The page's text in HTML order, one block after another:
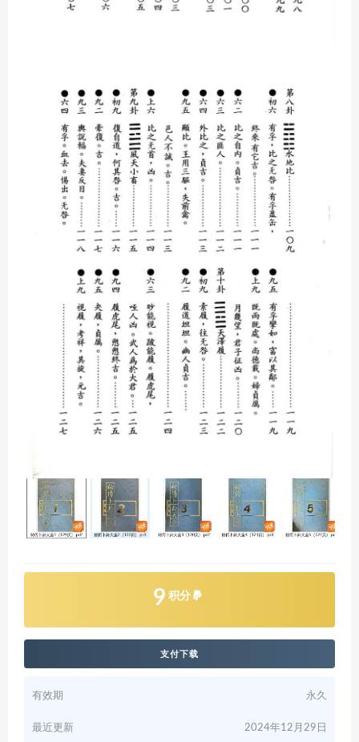
9 积分
支付下载
有效期 永久
最近更新 2024年12月29日